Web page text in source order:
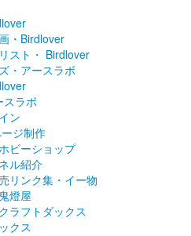
・Birdlover
スト・ Birdlover
・アースラボ
スラボ
ン
ジ制作
ビーショップ
ル紹介
リンク集・イー物
燈屋
ラフトダックス
クス